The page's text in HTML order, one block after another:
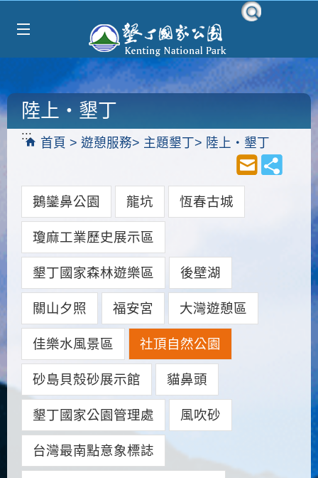
:::
首頁 遊憩服務 主題墾丁 陸上‧墾丁
陸上‧墾丁
鵝鑾鼻公園 龍坑 恆春古城
瓊麻工業歷史展示區
墾丁國家森林遊樂區 後壁湖
關山夕照 福安宮 大灣遊憩區
佳樂水風景區 社頂自然公園
砂島貝殼砂展示館 貓鼻頭
墾丁國家公園管理處 風吹砂
台灣最南點意象標誌